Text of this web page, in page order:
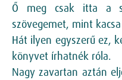
Ő meg csak itta a
szövegemet, mint
Hát ilyen egyszerű ez,
könyvet írhatnék róla.
Nagy zavartan aztán